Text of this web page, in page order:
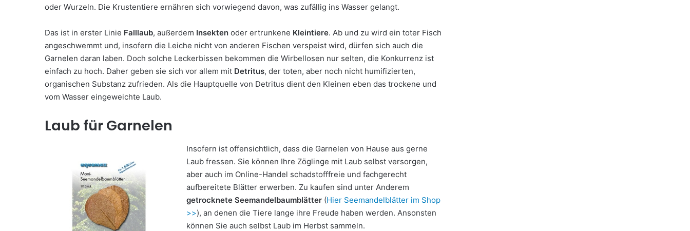
oder Wurzeln. Die Krustentiere ernähren sich vorwiegend davon, was zufällig ins Wasser gelangt.
Das ist in erster Linie Falllaub, außerdem Insekten oder ertrunkene Kleintiere. Ab und zu wird ein toter Fisch
angeschwemmt und, insofern die Leiche nicht von anderen Fischen verspeist wird, dürfen sich auch die
Garnelen daran laben. Doch solche Leckerbissen bekommen die Wirbellosen nur selten, die Konkurrenz ist
einfach zu hoch. Daher geben sie sich vor allem mit Detritus, der toten, aber noch nicht humifizierten,
organischen Substanz zufrieden. Als die Hauptquelle von Detritus dient den Kleinen eben das trockene und
vom Wasser eingeweichte Laub.
Laub für Garnelen
Insofern ist offensichtlich, dass die Garnelen von Hause aus gerne
Laub fressen. Sie können Ihre Zöglinge mit Laub selbst versorgen,
aber auch im Online-Handel schadstofffreie und fachgerecht
aufbereitete Blätter erwerben. Zu kaufen sind unter Anderem
getrocknete Seemandelbaumblätter (Hier Seemandelblätter im Shop
>>), an denen die Tiere lange ihre Freude haben werden. Ansonsten
können Sie auch selbst Laub im Herbst sammeln.